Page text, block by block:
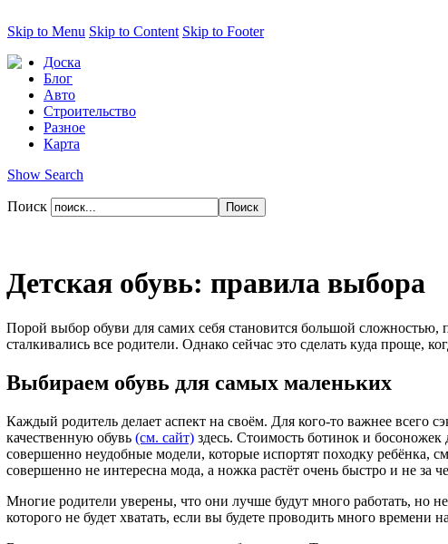
Skip to Menu Skip to Content Skip to Footer
Доска
Блог
Авто
Строительство
Разное
Карта
Show Search
Поиск
Детская обувь: правила выбора
Порой выбор обуви для самих себя становится большой сложностью,
сталкивались все родители. Однако сейчас это сделать куда проще,
Выбираем обувь для самых маленьких
Каждый родитель делает аспект на своём. Для кого-то важнее всего
качественную обувь (см. сайт) здесь. Стоимость ботинок и
совершенно неудобные модели, которые испортят походку ребёнка,
совершенно не интересна мода, а ножка растёт очень быстро и не за
Многие родители уверены, что они лучше будут много работать, но
которого не будет хватать, если вы будете проводить много времени